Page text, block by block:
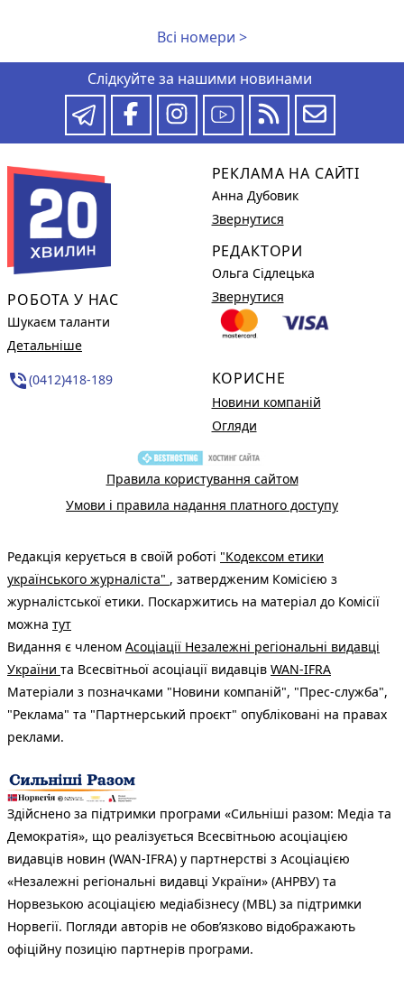
Всі номери >
Слідкуйте за нашими новинами
РОБОТА У НАС
Шукаєм таланти
Детальніше
phone_in_talk(0412)418-189
РЕКЛАМА НА САЙТІ
Анна Дубовик
Звернутися
РЕДАКТОРИ
Ольга Сідлецька
Звернутися
КОРИСНЕ
Новини компаній
Огляди
Правила користування сайтом
Умови і правила надання платного доступу
Редакція керується в своїй роботі "Кодексом етики
українського журналіста" , затвердженим Комісією з
журналістської етики. Поскаржитись на матеріал до Комісії
можна тут
Видання є членом Асоціації Незалежні регіональні видавці
України та Всесвітньої асоціації видавців WAN-IFRA
Матеріали з позначками "Новини компаній", "Прес-служба",
"Реклама" та "Партнерський проєкт" опубліковані на правах
реклами.
Здійснено за підтримки програми «Сильніші разом: Медіа та
Демократія», що реалізується Всесвітньою асоціацією
видавців новин (WAN-IFRA) у партнерстві з Асоціацією
«Незалежні регіональні видавці України» (АНРВУ) та
Норвезькою асоціацією медіабізнесу (MBL) за підтримки
Норвегії. Погляди авторів не обов’язково відображають
офіційну позицію партнерів програми.